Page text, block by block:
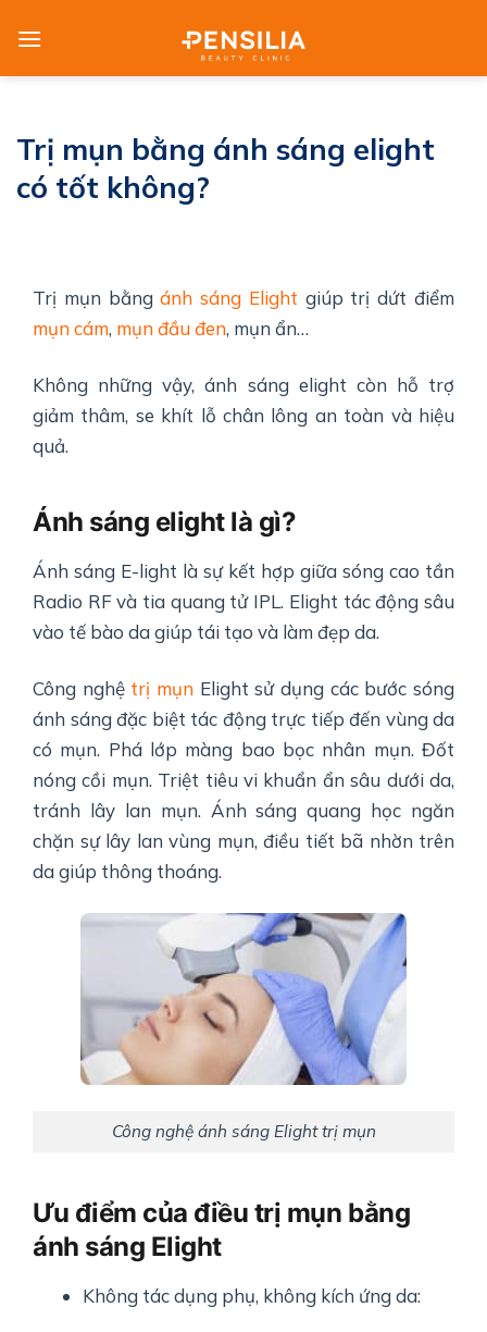
Trị mụn bằng ánh sáng elight
có tốt không?
Trị mụn bằngánh sáng Elight giúp trị dứt điểm
mụn cám, mụn đầu đen, mụn ẩn…
Không những vậy, ánh sáng elight còn hỗ trợ
giảm thâm, se khít lỗ chân lông an toàn và hiệu
quả.
Ánh sáng elight là gì?
Ánh sáng E-light là sự kết hợp giữa sóng cao tần
Radio RF và tia quang tử IPL. Elight tác động sâu
vào tế bào da giúp tái tạo và làm đẹp da.
Công nghệtrị mụn Elight sử dụng các bước sóng
ánh sáng đặc biệt tác động trực tiếp đến vùng da
có mụn. Phá lớp màng bao bọc nhân mụn. Đốt
nóng cồi mụn. Triệt tiêu vi khuẩn ẩn sâu dưới da,
tránh lây lan mụn. Ánh sáng quang học ngăn
chặn sự lây lan vùng mụn, điều tiết bã nhờn trên
da giúp thông thoáng.
Công nghệ ánh sáng Elight trị mụn
Ưu điểm của điều trị mụn bằng
ánh sáng Elight
Không tác dụng phụ, không kích ứng da: